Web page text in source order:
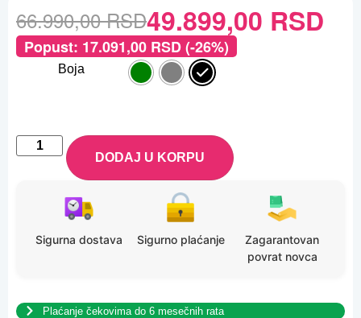
66.990,00RSD49.899,00 RSD
Popust: 17.091,00 RSD(-26%)
Boja
DODAJ U KORPU
Sigurna dostava Sigurno plaćanje
Zagarantovan
povrat novca
Plaćanje čekovima do 6 mesečnih rata